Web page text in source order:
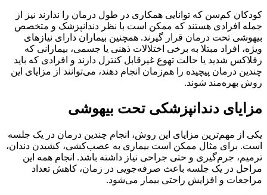
کودکان کم‌سن که توانایی همکاری در طول درمان را ندارند نیز از
جمله افرادی هستند که ممکن است با نظر دندانپزشک و متخصص
بیهوشی تحت درمان قرار گیرند. همچنین بیماران دارای نیازهای
ویژه، افراد مبتلا به برخی اختلالات ذهنی یا جسمی، بیمارانی که
رفلاکس شدید یا حالت تهوع غیرقابل کنترل دارند و افرادی که باید
چندین درمان پیچیده را هم‌زمان انجام دهند، می‌توانند از مزایای این
روش بهره‌مند شوند.
مزایای دندانپزشکی تحت بیهوشی
یکی از مهم‌ترین مزایای این روش، انجام چندین درمان در یک جلسه
است. برای مثال ممکن است بیماری به عصب‌کشی، کشیدن دندان،
ترمیم، جرم‌گیری و حتی جراحی نیاز داشته باشد. انجام همه این
مراحل در یک جلسه باعث صرفه‌جویی در زمان، کاهش تعداد
مراجعات و افزایش راحتی بیمار می‌شود.